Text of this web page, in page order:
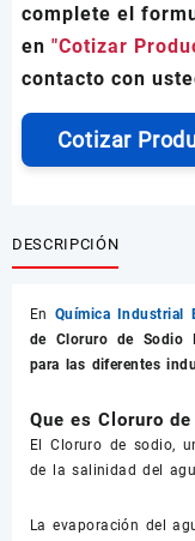
complete el
en "Cotizar
contacto con
Cotizar
DESCRIPCIÓN
En Química Industrial
de Cloruro de Sodio
para las diferentes
Que es Cloruro
El Cloruro de sodio,
de la salinidad del
La evaporación del